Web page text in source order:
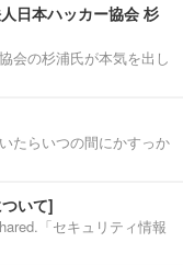
日本ハッカー協会 杉
会の杉浦氏が本気を出し
たらいつの間にかすっか
いて]
「セキュリティ情報